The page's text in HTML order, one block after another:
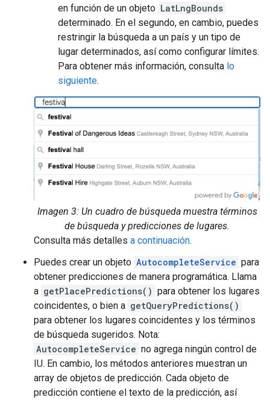
en función de un objeto LatLngBounds
determinado. En el segundo, en cambio, puedes
restringir la búsqueda a un país y un tipo de
lugar determinados, así como configurar límites.
Para obtener más información, consulta lo
siguiente.
Imagen 3: Un cuadro de búsqueda muestra términos
de búsqueda y predicciones de lugares.
Consulta más detalles a continuación.
Puedes crear un objeto AutocompleteService para
obtener predicciones de manera programática. Llama
a getPlacePredictions() para obtener los lugares
coincidentes, o bien a getQueryPredictions()
para obtener los lugares coincidentes y los términos
de búsqueda sugeridos. Nota:
AutocompleteService no agrega ningún control de
IU. En cambio, los métodos anteriores muestran un
array de objetos de predicción. Cada objeto de
predicción contiene el texto de la predicción, así